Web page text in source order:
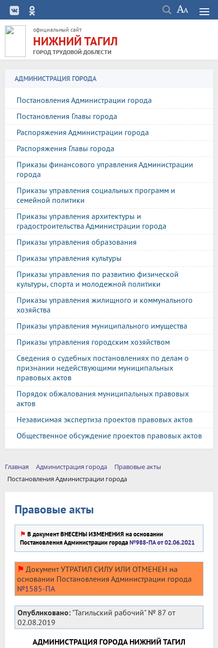
официальный сайт
НИЖНИЙ ТАГИЛ
ГОРОД ТРУДОВОЙ ДОБЛЕСТИ
АДМИНИСТРАЦИЯ ГОРОДА
Постановления Администрации города
Постановления Главы города
Распоряжения Администрации города
Распоряжения Главы города
Приказы финансового управления Администрации
города
Приказы управления социальных программ и
семейной политики
Приказы управления архитектуры и
градостроительства Администрации города
Приказы управления образования
Приказы управления культуры
Приказы управления по развитию физической
культуры, спорта и молодежной политики
Приказы управления жилищного и коммунального
хозяйства
Приказы управления муниципального имущества
Приказы управления городским хозяйством
Сведения о судебных постановлениях по делам о
признании недействующими муниципальных
правовых актов
Порядок обжалования муниципальных правовых
актов
Независимая экспертиза проектов правовых актов
Общественное обсуждение проектов правовых актов
Главная Администрация города
Правовые акты
Постановления Администрации города
Правовые акты
⚑ В документ ВНЕСЕНЫ ИЗМЕНЕНИЯ на основании
Постановления Администрации города№988-ПА от 02.06.2021
⚑ Документ УТРАТИЛ СИЛУ ИЛИ ОТМЕНЕН на
основании Постановления Администрации города
№1585-ПА
Опубликовано: "Тагильский рабочий" № 87 от
02.08.2019
АДМИНИСТРАЦИЯ ГОРОДА НИЖНИЙ ТАГИЛ